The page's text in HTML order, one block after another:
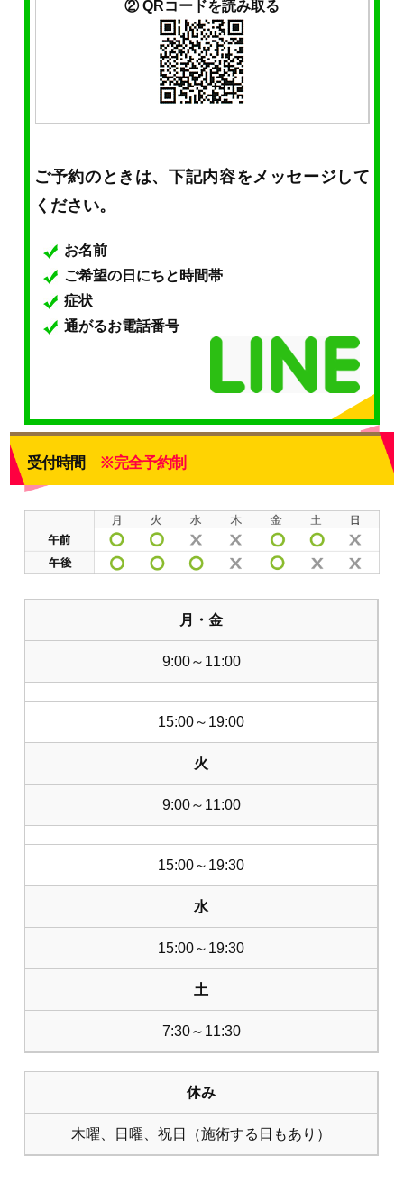
② QRコードを読み取る
ご予約のときは、下記内容をメッセージして
ください。
お名前
ご希望の日にちと時間帯
症状
通がるお電話番号
受付時間 ※完全予約制
月・金
9:00～11:00
15:00～19:00
火
9:00～11:00
15:00～19:30
水
15:00～19:30
土
7:30～11:30
休み
木曜、日曜、祝日（施術する日もあり）